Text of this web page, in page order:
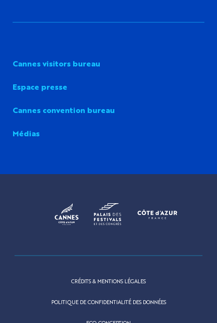
Cannes visitors bureau
Espace presse
Cannes convention bureau
Médias
CRÉDITS & MENTIONS LÉGALES
POLITIQUE DE CONFIDENTIALITÉ DES DONNÉES